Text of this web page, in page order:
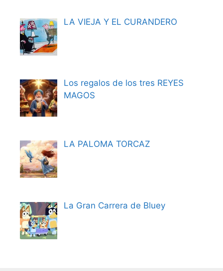
LA VIEJA Y EL CURANDERO
Los regalos de los tres REYES
MAGOS
LA PALOMA TORCAZ
La Gran Carrera de Bluey